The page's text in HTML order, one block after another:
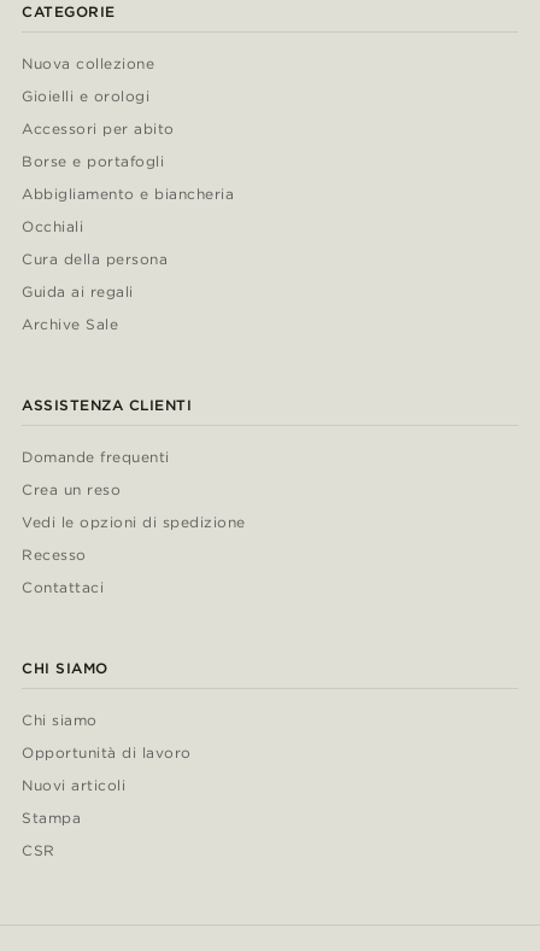
CATEGORIE
Nuova collezione
Gioielli e orologi
Accessori per abito
Borse e portafogli
Abbigliamento e biancheria
Occhiali
Cura della persona
Guida ai regali
Archive Sale
ASSISTENZA CLIENTI
Domande frequenti
Crea un reso
Vedi le opzioni di spedizione
Recesso
Contattaci
CHI SIAMO
Chi siamo
Opportunità di lavoro
Nuovi articoli
Stampa
CSR